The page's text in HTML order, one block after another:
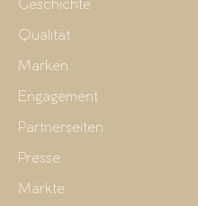
Geschichte
Qualität
Marken
Engagement
Partnerseiten
Presse
Märkte